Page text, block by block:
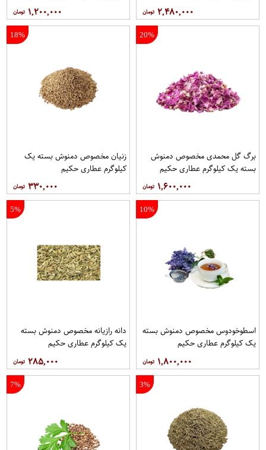
۲,۴۸۰,۰۰۰ ۱,۲۰۰,۰۰۰
20%
برگ گل محمدی مخصوص دمنوش
بسته یک کیلوگرم عطاری حکیم
۱,۶۰۰,۰۰۰
18%
زنیان مخصوص دمنوش بسته یک
کیلوگرم عطاری حکیم
۳۳۰,۰۰۰
10%
اسطوخودوس مخصوص دمنوش بسته
یک کیلوگرم عطاری حکیم
۱,۸۰۰,۰۰۰
5%
دانه رازیانه مخصوص دمنوش بسته
یک کیلوگرم عطاری حکیم
۲۸۵,۰۰۰
3%
7%